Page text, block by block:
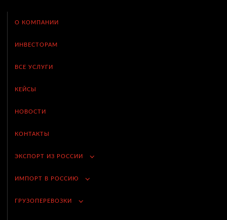
О КОМПАНИИ
ИНВЕСТОРАМ
ВСЕ УСЛУГИ
КЕЙСЫ
НОВОСТИ
КОНТАКТЫ
ЭКСПОРТ ИЗ РОССИИ
ИМПОРТ В РОССИЮ
ГРУЗОПЕРЕВОЗКИ